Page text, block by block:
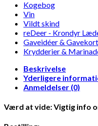
Kogebog
Vin
Vildt skind
reDeer - Krondyr
Gaveidéer & Gavekort
Krydderier &
Beskrivelse
Yderligere
Anmeldelser (0)
Værd at vide: Vigtig info